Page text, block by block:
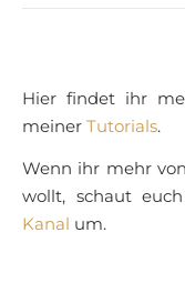
Hier findet ihr
meiner Tutorials.
Wenn ihr mehr
wollt, schaut
Kanal um.